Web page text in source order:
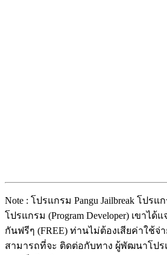
Note : โปรแกรม Pangu Jailbreak โปร
โปรแกรม (Program Developer) เขาไ
กันฟรีๆ (FREE) ท่านไม่ต้องเสียค่าใช้จ่
สามารถที่จะ ติดต่อกับทาง ผู้พัฒนาโป